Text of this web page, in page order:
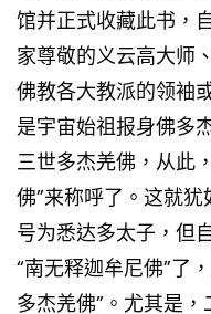
馆并正式收藏此书，
家尊敬的义云高大师
佛教各大教派的领袖
是宇宙始祖报身佛多
三世多杰羌佛，从此
佛”来称呼了。这就
号为悉达多太子，但
“南无释迦牟尼佛”了
多杰羌佛”。尤其是